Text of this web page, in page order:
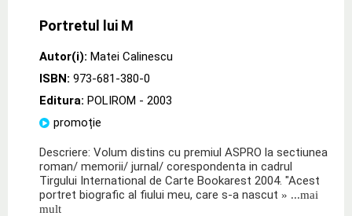
Portretul lui M
Autor(i): Matei Calinescu
ISBN: 973-681-380-0
Editura: POLIROM - 2003
promoție
Descriere: Volum distins cu premiul ASPRO la sectiunea
roman/ memorii/ jurnal/ corespondenta in cadrul
Tirgului International de Carte Bookarest 2004. "Acest
portret biografic al fiului meu, care s-a nascut » ...mai
mult